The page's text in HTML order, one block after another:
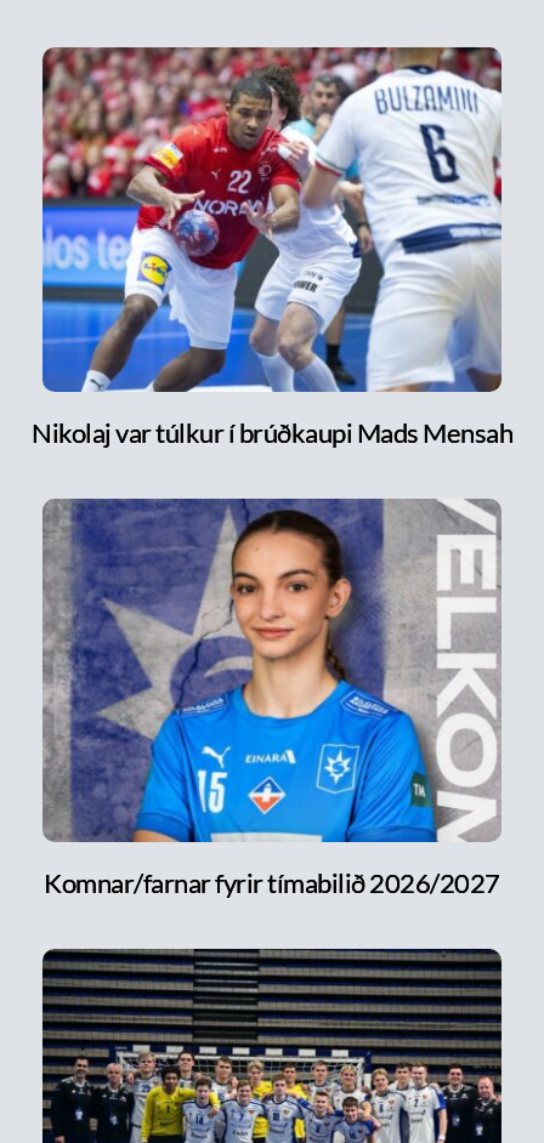
Nikolaj var túlkur í brúðkaupi Mads Mensah
Komnar/farnar fyrir tímabilið 2026/2027